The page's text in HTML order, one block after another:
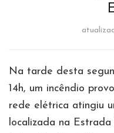
Na tarde desta
14h, um incêndio
rede elétrica atingiu
localizada na